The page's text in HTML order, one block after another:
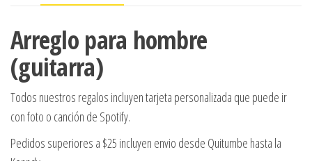
Arreglo para hombre
(guitarra)
Todos nuestros regalos incluyen tarjeta personalizada que puede ir
con foto o canción de Spotify.
Pedidos superiores a $25 incluyen envio desde Quitumbe hasta la